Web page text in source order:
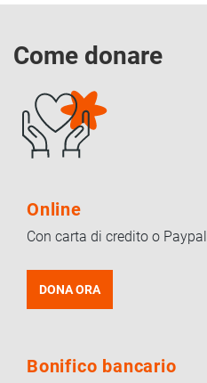
Come donare
Online
Con carta di credito o Paypal
DONA ORA
Bonifico bancario